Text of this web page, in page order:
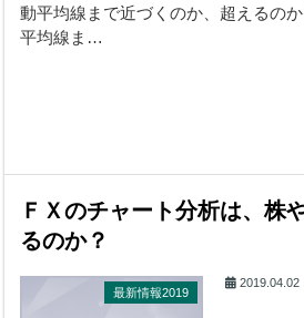
動平均線まで近づくのか、超えるの
平均線ま…
ＦＸのチャート分析は、株
るのか？
最新情報2019
2019.04.02